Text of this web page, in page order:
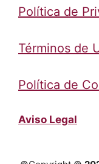
Política de
Términos de
Política de
Aviso Legal